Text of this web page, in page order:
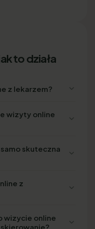
to działa
z lekarzem?
wizyty online
skuteczna
z
wizycie online